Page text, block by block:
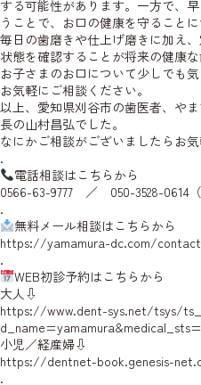
する可能性があります。一方で、
うことで、お口の健康を守ることに
毎日の歯磨きや仕上げ磨きに加え
状態を確認することが将来の健康な
お子さまのお口について少しでも
お気軽にご相談ください。
以上、愛知県刈谷市の歯医者、や
長の山村昌弘でした。
なにかご相談がございましたらお気
.
電話相談はこちらから
0566-63-9777 ／ 050-3528-0614（
.
無料メール相談はこちらから
https://yamamura-dc.com/contact
.
WEB初診予約はこちらから
大人⇩
https://www.dent-sys.net/tsys/
小児／経産婦⇩
https://dentnet-book.genesis-
.